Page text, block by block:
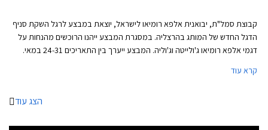
קבוצת סמל"ת, יבואנית אלפא רומיאו לישראל, יוצאת במבצע לרגל השקת סניף
הדגל החדש של המותג בהרצליה. במסגרת המבצע ייהנו הרוכשים מהנחות על
דגמי אלפא רומיאו ג'ולייטה וג'וליה. המבצע ייערך בין התאריכים 24-31 במאי.
קרא עוד
הצג עוד